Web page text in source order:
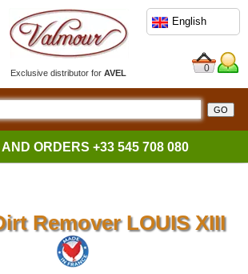
Exclusive distributor forAVEL
English
0
ORDERS +33 545 708 080
Remover LOUIS XIII